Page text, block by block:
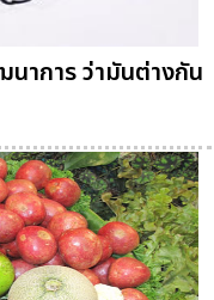
าการ ว่ามันต่างกัน